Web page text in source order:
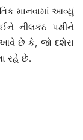
માનવામાં આવ્યું
નીલકંઠ પક્ષીને
આવે છે કે, જો દશેરા
રહે છે.